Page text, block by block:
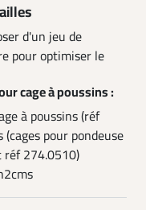
d'un jeu de
pour optimiser le
cage à poussins :
à poussins (réf
pour pondeuse
réf 274.0510)